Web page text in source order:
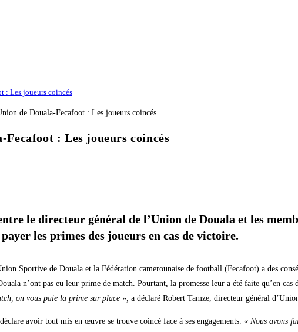
: Les joueurs coincés
: Les joueurs coincés
le directeur général de l’Union de Douala et les
les primes des joueurs en cas de victoire.
Sportive de Douala et la Fédération camerounaise de football (Fecafoot) a des
n’ont pas eu leur prime de match. Pourtant, la promesse leur a été faite qu’en
on vous paie la prime sur place », a déclaré Robert Tamze, directeur général
avoir tout mis en œuvre se trouve coincé face à ses engagements. « Nous avons